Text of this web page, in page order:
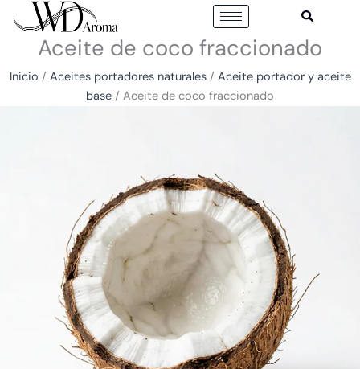
contenidoAceite de coco fraccionado
Inicio / Aceites portadores naturales/ Aceite portador y aceite
base / Aceite de coco fraccionado